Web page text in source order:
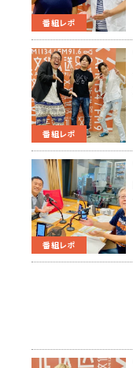
番組レポ
番組レポ
番組レポ